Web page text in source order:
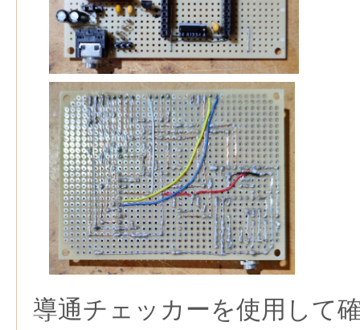
導通チェッカーを使用して